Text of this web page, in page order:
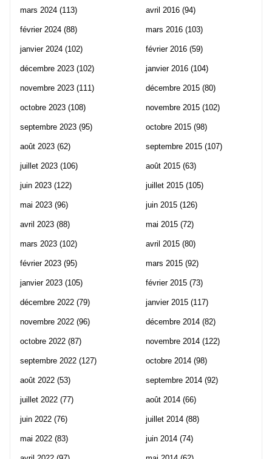
mars 2024 (113)
février 2024 (88)
janvier 2024 (102)
décembre 2023 (102)
novembre 2023 (111)
octobre 2023 (108)
septembre 2023 (95)
août 2023 (62)
juillet 2023 (106)
juin 2023 (122)
mai 2023 (96)
avril 2023 (88)
mars 2023 (102)
février 2023 (95)
janvier 2023 (105)
décembre 2022 (79)
novembre 2022 (96)
octobre 2022 (87)
septembre 2022 (127)
août 2022 (53)
juillet 2022 (77)
juin 2022 (76)
mai 2022 (83)
avril 2016 (94)
mars 2016 (103)
février 2016 (59)
janvier 2016 (104)
décembre 2015 (80)
novembre 2015 (102)
octobre 2015 (98)
septembre 2015 (107)
août 2015 (63)
juillet 2015 (105)
juin 2015 (126)
mai 2015 (72)
avril 2015 (80)
mars 2015 (92)
février 2015 (73)
janvier 2015 (117)
décembre 2014 (82)
novembre 2014 (122)
octobre 2014 (98)
septembre 2014 (92)
août 2014 (66)
juillet 2014 (88)
juin 2014 (74)